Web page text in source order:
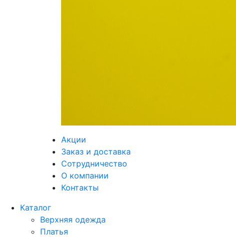
Акции
Заказ и доставка
Сотрудничество
О компании
Контакты
Каталог
Верхняя одежда
Платья